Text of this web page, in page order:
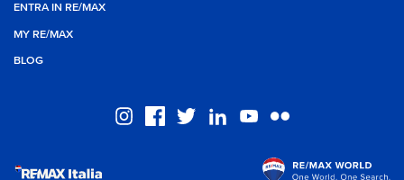
ENTRA IN RE/MAX
MY RE/MAX
BLOG